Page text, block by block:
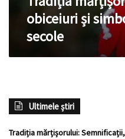
obiceiuri și
secole
Ultimele știri
Tradiția mărțișorului: